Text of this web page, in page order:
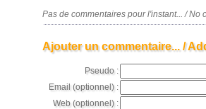
Pas de commentaires pour l'instant... / No
Ajouter un commentaire... /
Pseudo :
Email (optionnel) :
Web (optionnel) :